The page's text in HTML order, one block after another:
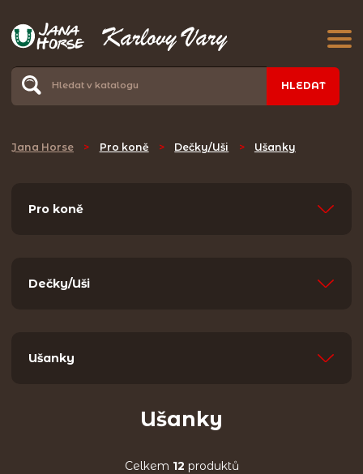
HLEDAT
Jana Horse > Pro koně > Dečky/Uši > Ušanky
Pro koně
Dečky/Uši
Ušanky
Ušanky
Celkem 12 produktů